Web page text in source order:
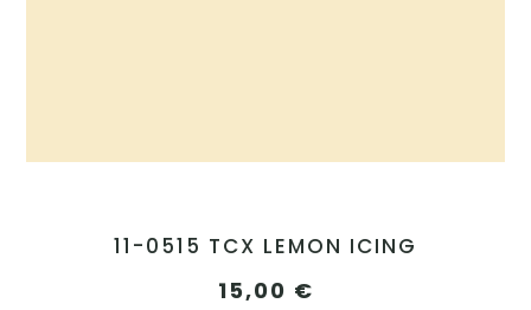
11-0515 TCX LEMON ICING
15,00 €